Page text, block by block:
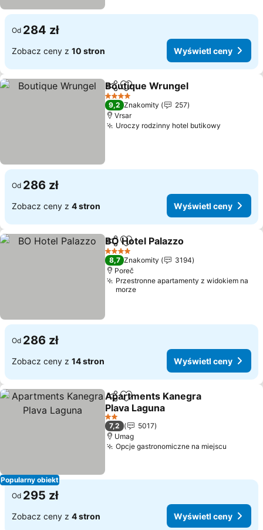
Od 284 zł
Zobacz ceny z 10 stron Wyświetl ceny
UdostępnijDodaj do ulubionych
Boutique Wrungel
4 Kategoria
9,2 Znakomity
257
Vrsar
Uroczy rodzinny hotel butikowy
Od 286 zł
Zobacz ceny z 4 stron Wyświetl ceny
UdostępnijDodaj do ulubionych
BO Hotel Palazzo
4 Kategoria
8,7 Znakomity
3194
Poreč
Przestronne apartamenty z widokiem na
morze
Od 286 zł
Zobacz ceny z 14 stron Wyświetl ceny
Popularny obiekt
UdostępnijDodaj do ulubionych
Apartments Kanegra
Plava Laguna
2 Kategoria
7,2
5017
Umag
Opcje gastronomiczne na miejscu
Od 295 zł
Zobacz ceny z 4 stron Wyświetl ceny